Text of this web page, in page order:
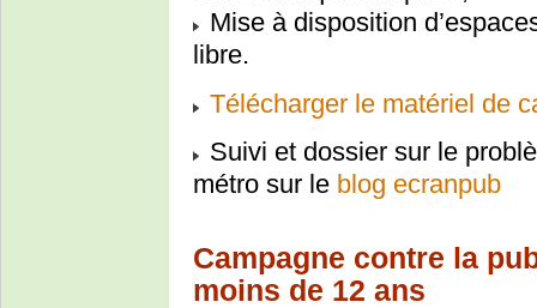
Mise à disposition
libre.
Télécharger le matériel de
Suivi et dossier sur le
métro sur le blog ecranpub
Campagne contre la
moins de 12 ans